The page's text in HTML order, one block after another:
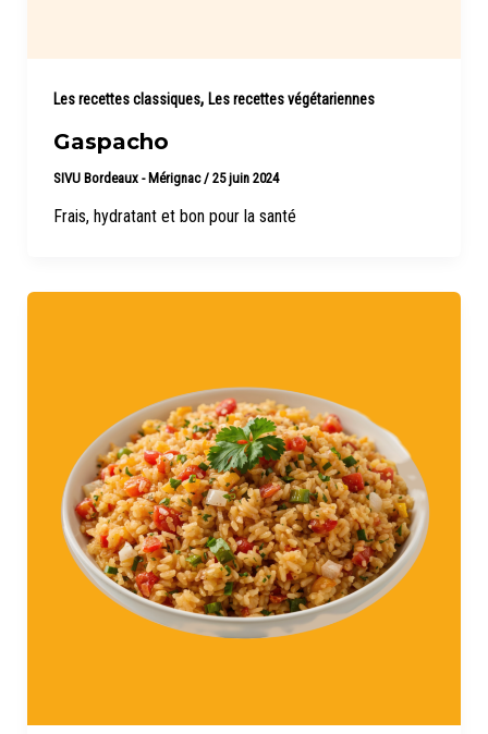
Les recettes classiques, Les recettes végétariennes
Gaspacho
SIVU Bordeaux - Mérignac / 25 juin 2024
Frais, hydratant et bon pour la santé